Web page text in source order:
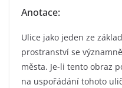
Anotace:
Ulice jako jeden ze
prostranství se
města. Je-li tento obraz
na uspořádání tohoto